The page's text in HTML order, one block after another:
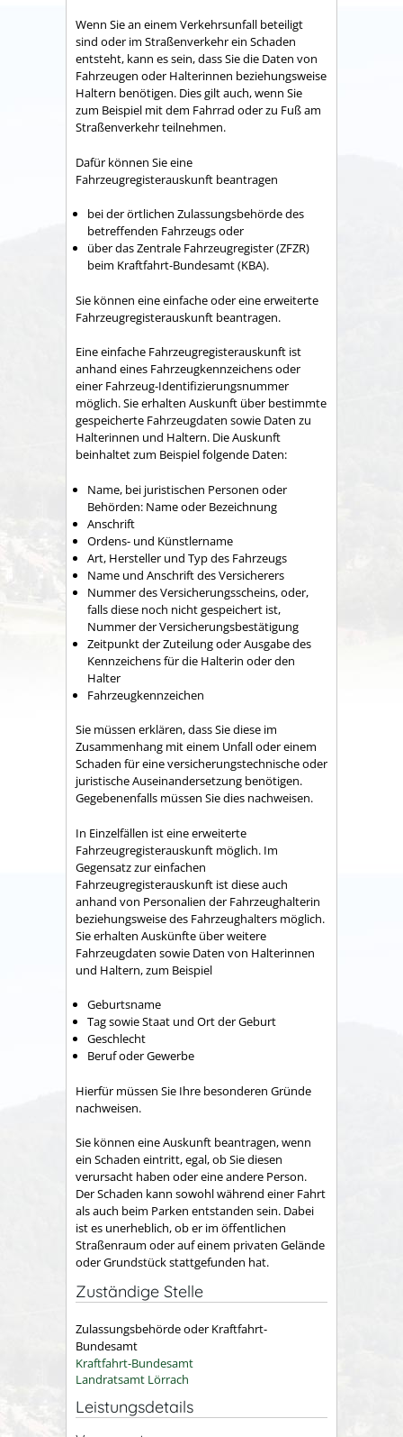
Wenn Sie an einem Verkehrsunfall beteiligt
sind oder im Straßenverkehr ein Schaden
entsteht, kann es sein, dass Sie die Daten von
Fahrzeugen oder Halterinnen beziehungsweise
Haltern benötigen. Dies gilt auch, wenn Sie
zum Beispiel mit dem Fahrrad oder zu Fuß am
Straßenverkehr teilnehmen.
Dafür können Sie eine
Fahrzeugregisterauskunft beantragen
bei der örtlichen Zulassungsbehörde des
betreffenden Fahrzeugs oder
über das Zentrale Fahrzeugregister (ZFZR)
beim Kraftfahrt-Bundesamt (KBA).
Sie können eine einfache oder eine erweiterte
Fahrzeugregisterauskunft beantragen.
Eine einfache Fahrzeugregisterauskunft ist
anhand eines Fahrzeugkennzeichens oder
einer Fahrzeug-Identifizierungsnummer
möglich. Sie erhalten Auskunft über bestimmte
gespeicherte Fahrzeugdaten sowie Daten zu
Halterinnen und Haltern. Die Auskunft
beinhaltet zum Beispiel folgende Daten:
Name, bei juristischen Personen oder
Behörden: Name oder Bezeichnung
Anschrift
Ordens- und Künstlername
Art, Hersteller und Typ des Fahrzeugs
Name und Anschrift des Versicherers
Nummer des Versicherungsscheins, oder,
falls diese noch nicht gespeichert ist,
Nummer der Versicherungsbestätigung
Zeitpunkt der Zuteilung oder Ausgabe des
Kennzeichens für die Halterin oder den
Halter
Fahrzeugkennzeichen
Sie müssen erklären, dass Sie diese im
Zusammenhang mit einem Unfall oder einem
Schaden für eine versicherungstechnische oder
juristische Auseinandersetzung benötigen.
Gegebenenfalls müssen Sie dies nachweisen.
In Einzelfällen ist eine erweiterte
Fahrzeugregisterauskunft möglich. Im
Gegensatz zur einfachen
Fahrzeugregisterauskunft ist diese auch
anhand von Personalien der Fahrzeughalterin
beziehungsweise des Fahrzeughalters möglich.
Sie erhalten Auskünfte über weitere
Fahrzeugdaten sowie Daten von Halterinnen
und Haltern, zum Beispiel
Geburtsname
Tag sowie Staat und Ort der Geburt
Geschlecht
Beruf oder Gewerbe
Hierfür müssen Sie Ihre besonderen Gründe
nachweisen.
Sie können eine Auskunft beantragen, wenn
ein Schaden eintritt, egal, ob Sie diesen
verursacht haben oder eine andere Person.
Der Schaden kann sowohl während einer Fahrt
als auch beim Parken entstanden sein. Dabei
ist es unerheblich, ob er im öffentlichen
Straßenraum oder auf einem privaten Gelände
oder Grundstück stattgefunden hat.
Zuständige Stelle
Zulassungsbehörde oder Kraftfahrt-
Bundesamt
Kraftfahrt-Bundesamt
Landratsamt Lörrach
Leistungsdetails